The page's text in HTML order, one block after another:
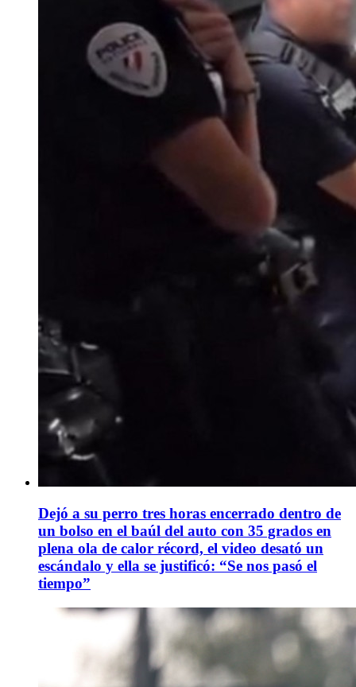
Dejó a su perro tres horas encerrado dentro de
un bolso en el baúl del auto con 35 grados en
plena ola de calor récord, el video desató un
escándalo y ella se justificó: “Se nos pasó el
tiempo”